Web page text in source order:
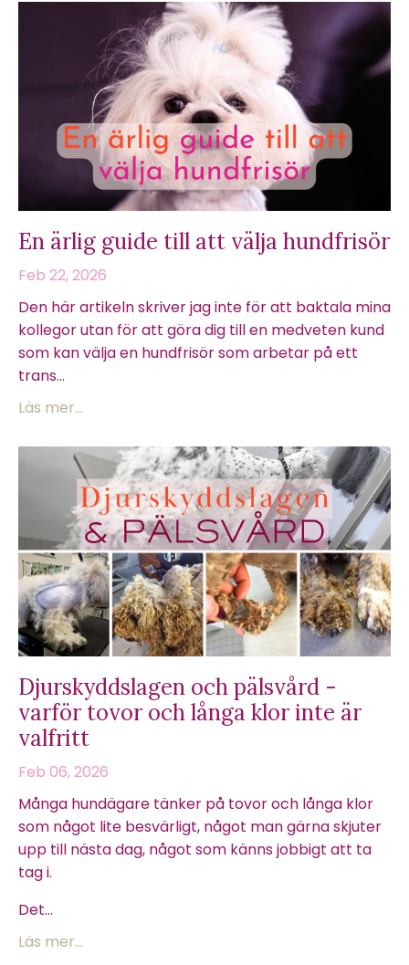
En ärlig guide till att välja hundfrisör
Feb 22, 2026
Den här artikeln skriver jag inte för att baktala mina
kollegor utan för att göra dig till en medveten kund
som kan välja en hundfrisör som arbetar på ett
trans...
Läs mer...
Djurskyddslagen och pälsvård -
varför tovor och långa klor inte är
valfritt
Feb 06, 2026
Många hundägare tänker på tovor och långa klor
som något lite besvärligt, något man gärna skjuter
upp till nästa dag, något som känns jobbigt att ta
tag i.
Det...
Läs mer...